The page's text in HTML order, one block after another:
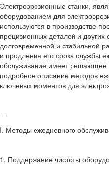
Электроэрозионные станки,
оборудованием для
используются в производстве
прецизионных деталей и других
долговременной и стабильной
и продления его срока службы
обслуживание имеет решающее
подробное описание методов
ключевых моментов для
---
I. Методы ежедневного
1. Поддержание чистоты